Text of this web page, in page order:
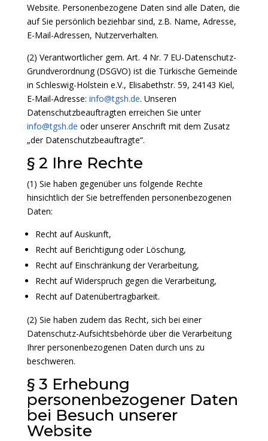
Website. Personenbezogene Daten sind alle Daten, die
auf Sie persönlich beziehbar sind, z.B. Name, Adresse,
E-Mail-Adressen, Nutzerverhalten.
(2) Verantwortlicher gem. Art. 4 Nr. 7 EU-Datenschutz-
Grundverordnung (DSGVO) ist die Türkische Gemeinde
in Schleswig-Holstein e.V., Elisabethstr. 59, 24143 Kiel,
E-Mail-Adresse: info@tgsh.de. Unseren
Datenschutzbeauftragten erreichen Sie unter
info@tgsh.de oder unserer Anschrift mit dem Zusatz
„der Datenschutzbeauftragte“.
§ 2 Ihre Rechte
(1) Sie haben gegenüber uns folgende Rechte
hinsichtlich der Sie betreffenden personenbezogenen
Daten:
Recht auf Auskunft,
Recht auf Berichtigung oder Löschung,
Recht auf Einschränkung der Verarbeitung,
Recht auf Widerspruch gegen die Verarbeitung,
Recht auf Datenübertragbarkeit.
(2) Sie haben zudem das Recht, sich bei einer
Datenschutz-Aufsichtsbehörde über die Verarbeitung
Ihrer personenbezogenen Daten durch uns zu
beschweren.
§ 3 Erhebung
personenbezogener Daten
bei Besuch unserer
Website